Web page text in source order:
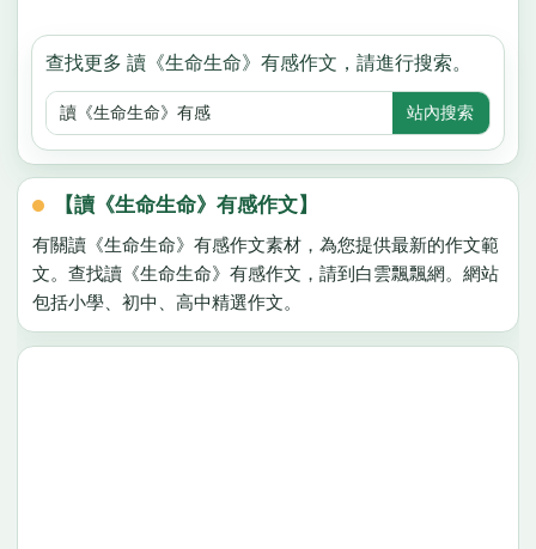
查找更多 讀《生命生命》有感作文，請進行搜索。
【讀《生命生命》有感作文】
有關讀《生命生命》有感作文素材，為您提供最新的作文範
文。查找讀《生命生命》有感作文，請到白雲飄飄網。網站
包括小學、初中、高中精選作文。